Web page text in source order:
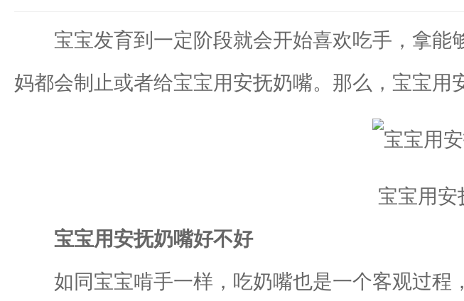
宝宝发育到一定阶段就会开始喜欢吃手，拿能
妈都会制止或者给宝宝用安抚奶嘴。那么，宝宝用
宝宝用安
宝宝用安抚奶嘴好不好
如同宝宝啃手一样，吃奶嘴也是一个客观过程